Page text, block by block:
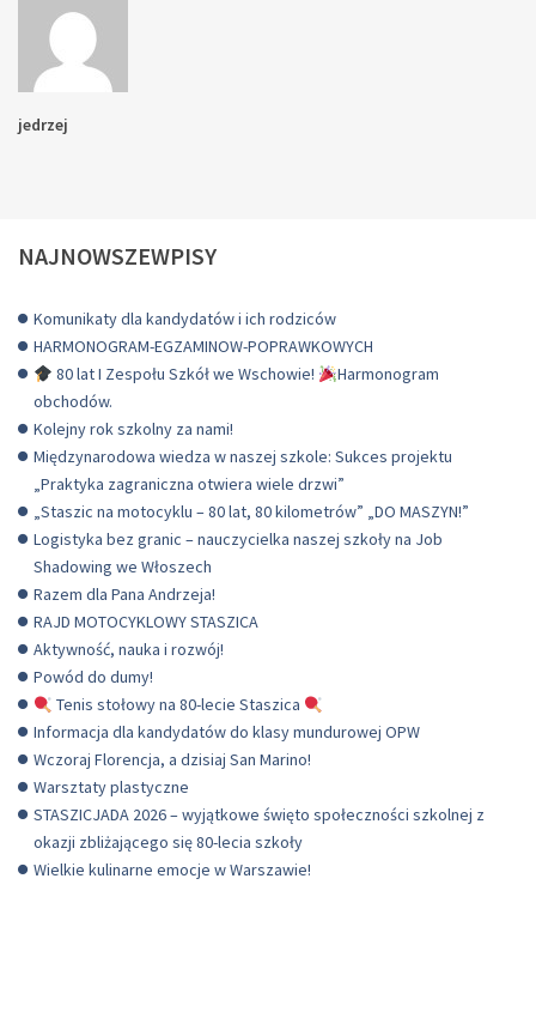
jedrzej
NAJNOWSZEWPISY
Komunikaty dla kandydatów i ich rodziców
HARMONOGRAM-EGZAMINOW-POPRAWKOWYCH
80 lat I Zespołu Szkół we Wschowie!
Harmonogram
obchodów.
Kolejny rok szkolny za nami!
Międzynarodowa wiedza w naszej szkole: Sukces projektu
„Praktyka zagraniczna otwiera wiele drzwi”
„Staszic na motocyklu – 80 lat, 80 kilometrów” „DO MASZYN!”
Logistyka bez granic – nauczycielka naszej szkoły na Job
Shadowing we Włoszech
Razem dla Pana Andrzeja!
RAJD MOTOCYKLOWY STASZICA
Aktywność, nauka i rozwój!
Powód do dumy!
Tenis stołowy na 80-lecie Staszica
Informacja dla kandydatów do klasy mundurowej OPW
Wczoraj Florencja, a dzisiaj San Marino!
Warsztaty plastyczne
STASZICJADA 2026 – wyjątkowe święto społeczności szkolnej z
okazji zbliżającego się 80-lecia szkoły
Wielkie kulinarne emocje w Warszawie!